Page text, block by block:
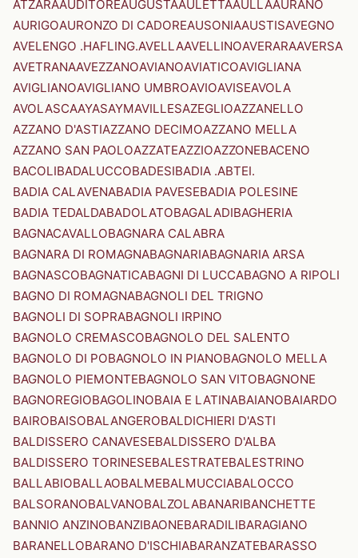
ATZARAAUDITOREAUGUSTAAULETTAAULLAAURANO
AURIGOAURONZO DI CADOREAUSONIAAUSTISAVEGNO
AVELENGO .HAFLING.AVELLAAVELLINOAVERARAAVERSA
AVETRANAAVEZZANOAVIANOAVIATICOAVIGLIANA
AVIGLIANOAVIGLIANO UMBROAVIOAVISEAVOLA
AVOLASCAAYASAYMAVILLESAZEGLIOAZZANELLO
AZZANO D'ASTIAZZANO DECIMOAZZANO MELLA
AZZANO SAN PAOLOAZZATEAZZIOAZZONEBACENO
BACOLIBADALUCCOBADESIBADIA .ABTEI.
BADIA CALAVENABADIA PAVESEBADIA POLESINE
BADIA TEDALDABADOLATOBAGALADIBAGHERIA
BAGNACAVALLOBAGNARA CALABRA
BAGNARA DI ROMAGNABAGNARIABAGNARIA ARSA
BAGNASCOBAGNATICABAGNI DI LUCCABAGNO A RIPOLI
BAGNO DI ROMAGNABAGNOLI DEL TRIGNO
BAGNOLI DI SOPRABAGNOLI IRPINO
BAGNOLO CREMASCOBAGNOLO DEL SALENTO
BAGNOLO DI POBAGNOLO IN PIANOBAGNOLO MELLA
BAGNOLO PIEMONTEBAGNOLO SAN VITOBAGNONE
BAGNOREGIOBAGOLINOBAIA E LATINABAIANOBAIARDO
BAIROBAISOBALANGEROBALDICHIERI D'ASTI
BALDISSERO CANAVESEBALDISSERO D'ALBA
BALDISSERO TORINESEBALESTRATEBALESTRINO
BALLABIOBALLAOBALMEBALMUCCIABALOCCO
BALSORANOBALVANOBALZOLABANARIBANCHETTE
BANNIO ANZINOBANZIBAONEBARADILIBARAGIANO
BARANELLOBARANO D'ISCHIABARANZATEBARASSO